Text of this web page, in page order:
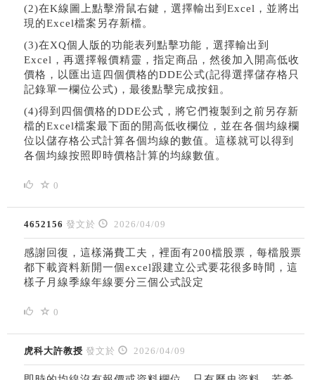
(2)在K線圖上點擊滑鼠右鍵，選擇輸出到Excel，並將出
現的Excel檔案另存新檔。
(3)在XQ個人版的功能表列點擊功能，選擇輸出到
Excel，再選擇報價精靈，指定商品，然後加入開高低收
價格，以匯出這四個價格的DDE公式(記得選擇儲存格只
記錄單一欄位公式)，最後點擊完成按鈕。
(4)得到四個價格的DDE公式，將它們複製到之前另存新
檔的Excel檔案最下面的開高低收欄位，並在各個均線欄
位以儲存格公式計算各個均線的數值。這樣就可以得到
各個均線按照即時價格計算的均線數值。
0
4652156 發文於 2026/04/09
感謝回復，這樣滿費工夫，裡面有200檔股票，每檔股票
都下載資料新開一個excel跟建立公式要花很多時間，這
樣子月線季線年線要分三個公式設定
0
虎科大許教授 發文於 2026/04/09